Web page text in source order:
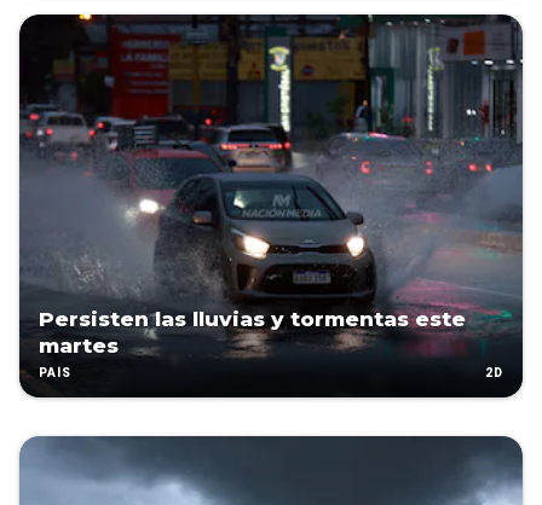
Persisten las lluvias y tormentas este
martes
PAÍS 2D